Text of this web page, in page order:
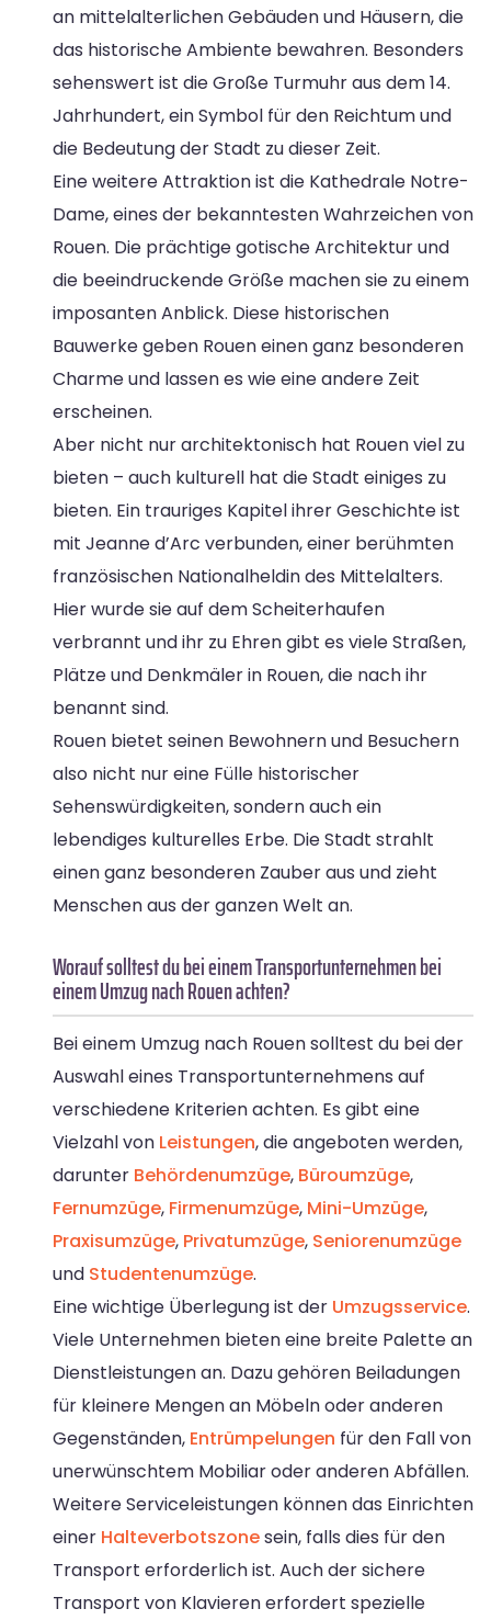
an mittelalterlichen Gebäuden und Häusern, die
das historische Ambiente bewahren. Besonders
sehenswert ist die Große Turmuhr aus dem 14.
Jahrhundert, ein Symbol für den Reichtum und
die Bedeutung der Stadt zu dieser Zeit.
Eine weitere Attraktion ist die Kathedrale Notre-
Dame, eines der bekanntesten Wahrzeichen von
Rouen. Die prächtige gotische Architektur und
die beeindruckende Größe machen sie zu einem
imposanten Anblick. Diese historischen
Bauwerke geben Rouen einen ganz besonderen
Charme und lassen es wie eine andere Zeit
erscheinen.
Aber nicht nur architektonisch hat Rouen viel zu
bieten – auch kulturell hat die Stadt einiges zu
bieten. Ein trauriges Kapitel ihrer Geschichte ist
mit Jeanne d’Arc verbunden, einer berühmten
französischen Nationalheldin des Mittelalters.
Hier wurde sie auf dem Scheiterhaufen
verbrannt und ihr zu Ehren gibt es viele Straßen,
Plätze und Denkmäler in Rouen, die nach ihr
benannt sind.
Rouen bietet seinen Bewohnern und Besuchern
also nicht nur eine Fülle historischer
Sehenswürdigkeiten, sondern auch ein
lebendiges kulturelles Erbe. Die Stadt strahlt
einen ganz besonderen Zauber aus und zieht
Menschen aus der ganzen Welt an.
Worauf solltest du bei einem Transportunternehmen bei
einem Umzug nach Rouen achten?
Bei einem Umzug nach Rouen solltest du bei der
Auswahl eines Transportunternehmens auf
verschiedene Kriterien achten. Es gibt eine
Vielzahl von Leistungen, die angeboten werden,
darunter Behördenumzüge, Büroumzüge,
Fernumzüge, Firmenumzüge, Mini-Umzüge,
Praxisumzüge, Privatumzüge, Seniorenumzüge
und Studentenumzüge.
Eine wichtige Überlegung ist der Umzugsservice.
Viele Unternehmen bieten eine breite Palette an
Dienstleistungen an. Dazu gehören Beiladungen
für kleinere Mengen an Möbeln oder anderen
Gegenständen, Entrümpelungen für den Fall von
unerwünschtem Mobiliar oder anderen Abfällen.
Weitere Serviceleistungen können das Einrichten
einer Halteverbotszonesein, falls dies für den
Transport erforderlich ist. Auch der sichere
Transport von Klavieren erfordert spezielle